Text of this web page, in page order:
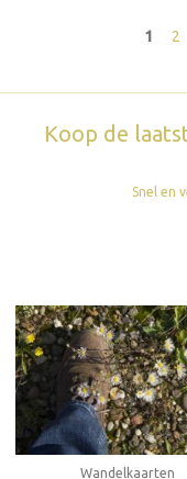
1 2
Koop de
Snel en
Wandelkaarten